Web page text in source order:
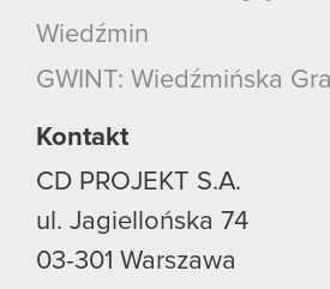
Wiedźmin
GWINT: Wiedźmińska
Kontakt
CD PROJEKT S.A.
ul. Jagiellońska 74
03-301 Warszawa